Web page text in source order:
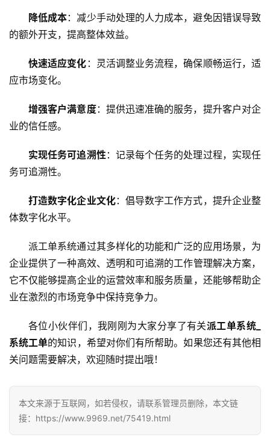
降低成本：减少手动处理的人力成本，避免因错误导致
的额外开支，提高整体效益。
快速适应变化 ：灵活调整业务流程，确保顺畅运行，适
应市场变化。
增强客户满意度：提供迅速准确的服务，提升客户对企
业的信任感。
实现任务可追溯性 ：记录每个任务的处理过程，实现任
务可追溯性。
打造数字化企业文化：倡导数字工作方式，提升企业整
体数字化水平。
派工单系统通过其多样化的功能和广泛的应用场景，为
企业提供了一种高效、透明和可追溯的工作管理解决方案，
它不仅能够提高企业的运营效率和服务质量，还能够帮助企
业在激烈的市场竞争中保持竞争力。
各位小伙伴们，我刚刚为大家分享了有关派工单系统_
系统工单的知识，希望对你们有所帮助。如果您还有其他相
关问题需要解决，欢迎随时提出哦！
本文来源于互联网，如若侵权，请联系管理员删除，本文链
接：https://www.9969.net/75419.html